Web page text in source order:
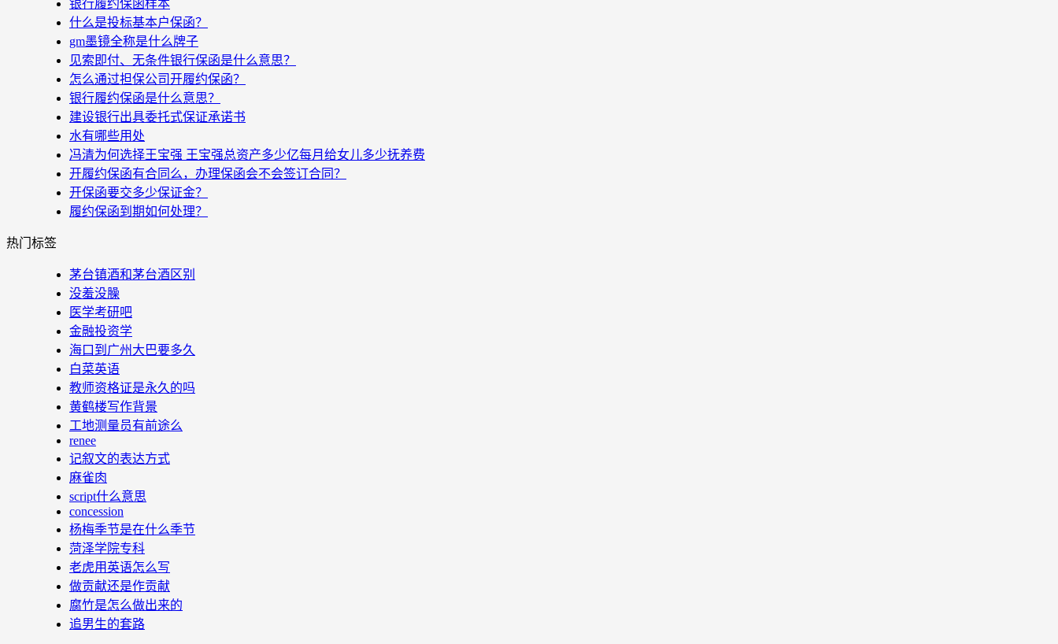
银行履约保函样本
什么是投标基本户保函？
gm墨镜全称是什么牌子
见索即付、无条件银行保函是什么意思？
怎么通过担保公司开履约保函？
银行履约保函是什么意思？
建设银行出具委托式保证承诺书
水有哪些用处
冯清为何选择王宝强 王宝强总资产多少亿每月给女儿多少抚养费
开履约保函有合同么，办理保函会不会签订合同？
开保函要交多少保证金？
履约保函到期如何处理？
热门标签
茅台镇酒和茅台酒区别
没羞没臊
医学考研吧
金融投资学
海口到广州大巴要多久
白菜英语
教师资格证是永久的吗
黄鹤楼写作背景
工地测量员有前途么
renee
记叙文的表达方式
麻雀肉
script什么意思
concession
杨梅季节是在什么季节
菏泽学院专科
老虎用英语怎么写
做贡献还是作贡献
腐竹是怎么做出来的
追男生的套路